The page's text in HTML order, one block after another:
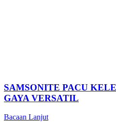
SAMSONITE PACU
GAYA VERSATIL
Bacaan Lanjut